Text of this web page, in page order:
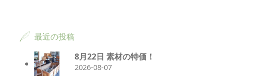
最近の投稿
8月22日 素材の特価！
2026-08-07